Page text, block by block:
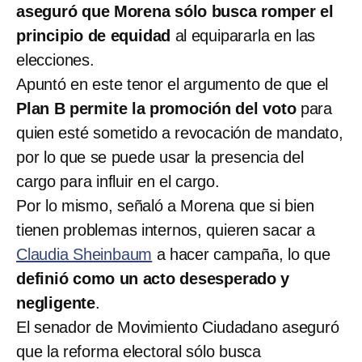
aseguró que Morena sólo busca romper el
principio de equidad al equipararla en las
elecciones.
Apuntó en este tenor el argumento de que el
Plan B permite la promoción del votopara
quien esté sometido a revocación de mandato,
por lo que se puede usar la presencia del
cargo para influir en el cargo.
Por lo mismo, señaló a Morena que si bien
tienen problemas internos, quieren sacar a
Claudia Sheinbaum a hacer campaña, lo que
definió como un acto desesperado y
negligente.
El senador de Movimiento Ciudadano aseguró
que la reforma electoral sólo busca